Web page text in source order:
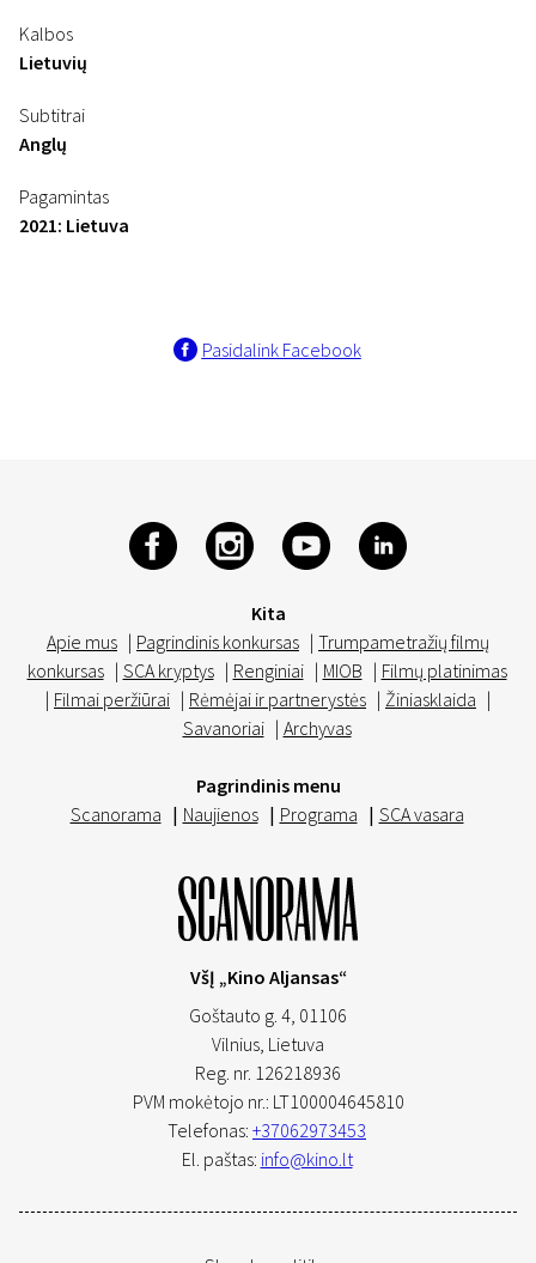
Kalbos
Lietuvių
Subtitrai
Anglų
Pagamintas
2021: Lietuva
Pasidalink Facebook
Kita
Apie mus | Pagrindinis konkursas | Trumpametražių filmų
konkursas | SCA kryptys | Renginiai | MIOB | Filmų platinimas
| Filmai peržiūrai | Rėmėjai ir partnerystės | Žiniasklaida |
Savanoriai | Archyvas
Pagrindinis menu
Scanorama | Naujienos | Programa | SCA vasara
VšĮ „Kino Aljansas“
Goštauto g. 4, 01106
Vilnius, Lietuva
Reg. nr. 126218936
PVM mokėtojo nr.: LT100004645810
Telefonas: +37062973453
El. paštas: info@kino.lt